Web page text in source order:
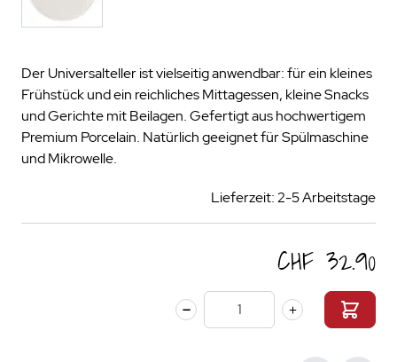
Der Universalteller ist vielseitig anwendbar: für ein kleines
Frühstück und ein reichliches Mittagessen, kleine Snacks
und Gerichte mit Beilagen. Gefertigt aus hochwertigem
Premium Porcelain. Natürlich geeignet für Spülmaschine
und Mikrowelle.
Lieferzeit: 2-5 Arbeitstage
CHF 32.90
Menge